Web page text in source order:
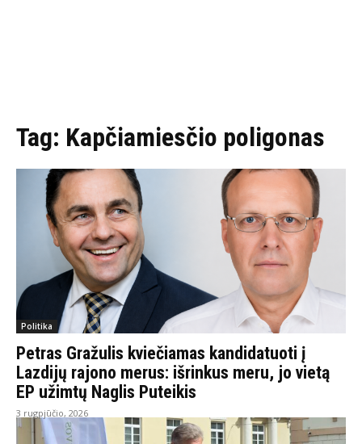
Tag: Kapčiamiesčio poligonas
Politika
Petras Gražulis kviečiamas kandidatuoti į
Lazdijų rajono merus: išrinkus meru, jo vietą
EP užimtų Naglis Puteikis
3 rugpjūčio, 2026